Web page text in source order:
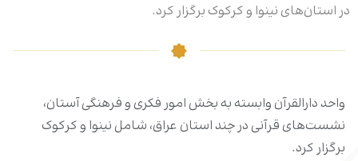
در استان‌های نینوا و کرکوک برگزار کرد.
واحد دارالقرآن وابسته به بخش امور فکری و فرهنگی آستان،
نشست‌های قرآنی در چند استان عراق، شامل نینوا و کرکوک
برگزار کرد.